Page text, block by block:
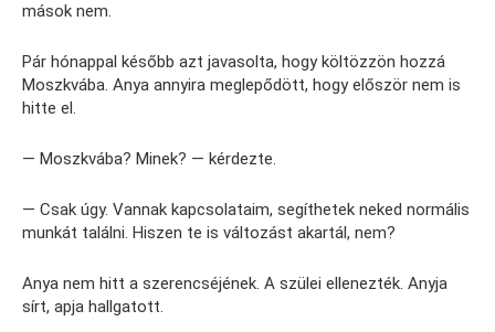
mások nem.
Pár hónappal később azt javasolta, hogy költözzön hozzá
Moszkvába. Anya annyira meglepődött, hogy először nem is
hitte el.
— Moszkvába? Minek? — kérdezte.
— Csak úgy. Vannak kapcsolataim, segíthetek neked normális
munkát találni. Hiszen te is változást akartál, nem?
Anya nem hitt a szerencséjének. A szülei ellenezték. Anyja
sírt, apja hallgatott.